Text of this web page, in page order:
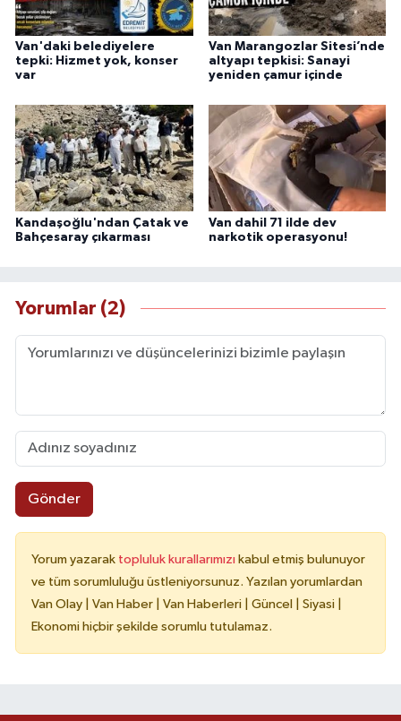
Van'daki belediyelere
tepki: Hizmet yok, konser
var
Van Marangozlar Sitesi’nde
altyapı tepkisi: Sanayi
yeniden çamur içinde
Kandaşoğlu'ndan Çatak ve
Bahçesaray çıkarması
Van dahil 71 ilde dev
narkotik operasyonu!
Yorumlar (2)
Gönder
Yorum yazarak topluluk kurallarımızı kabul etmiş bulunuyor
ve tüm sorumluluğu üstleniyorsunuz. Yazılan yorumlardan
Van Olay | Van Haber | Van Haberleri | Güncel | Siyasi |
Ekonomi hiçbir şekilde sorumlu tutulamaz.